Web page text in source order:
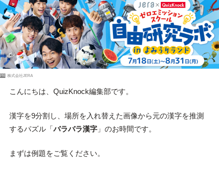
PR 株式会社JERA
こんにちは、QuizKnock編集部です。
漢字を9分割し、場所を入れ替えた画像から元の漢字を推測
するパズル「バラバラ漢字」のお時間です。
まずは例題をご覧ください。